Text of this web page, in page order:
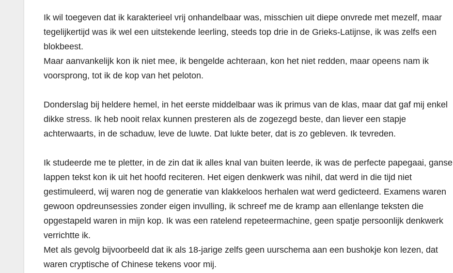
Ik wil toegeven dat ik karakterieel vrij onhandelbaar was, misschien uit diepe onvrede met mezelf, maar
tegelijkertijd was ik wel een uitstekende leerling, steeds top drie in de Grieks-Latijnse, ik was zelfs een
blokbeest.
Maar aanvankelijk kon ik niet mee, ik bengelde achteraan, kon het niet redden, maar opeens nam ik
voorsprong, tot ik de kop van het peloton.
Donderslag bij heldere hemel, in het eerste middelbaar was ik primus van de klas, maar dat gaf mij enkel
dikke stress. Ik heb nooit relax kunnen presteren als de zogezegd beste, dan liever een stapje
achterwaarts, in de schaduw, leve de luwte. Dat lukte beter, dat is zo gebleven. Ik tevreden.
Ik studeerde me te pletter, in de zin dat ik alles knal van buiten leerde, ik was de perfecte papegaai, ganse
lappen tekst kon ik uit het hoofd reciteren. Het eigen denkwerk was nihil, dat werd in die tijd niet
gestimuleerd, wij waren nog de generatie van klakkeloos herhalen wat werd gedicteerd. Examens waren
gewoon opdreunsessies zonder eigen invulling, ik schreef me de kramp aan ellenlange teksten die
opgestapeld waren in mijn kop. Ik was een ratelend repeteermachine, geen spatje persoonlijk denkwerk
verrichtte ik.
Met als gevolg bijvoorbeeld dat ik als 18-jarige zelfs geen uurschema aan een bushokje kon lezen, dat
waren cryptische of Chinese tekens voor mij.